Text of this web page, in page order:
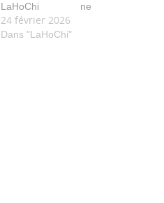
LaHoChi ne
nécessite pas
l’utilisation de
24 février 2026
Dans "LaHoChi"